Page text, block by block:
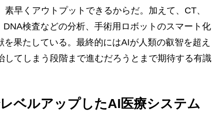
早くアウトプットできるからだ。加えて、CT、
検査などの分析、手術用ロボットのスマート化
果たしている。最終的にはAIが人類の叡智を超え
してしまう段階まで進むだろうとまで期待する有識
ベルアップしたAI医療システム